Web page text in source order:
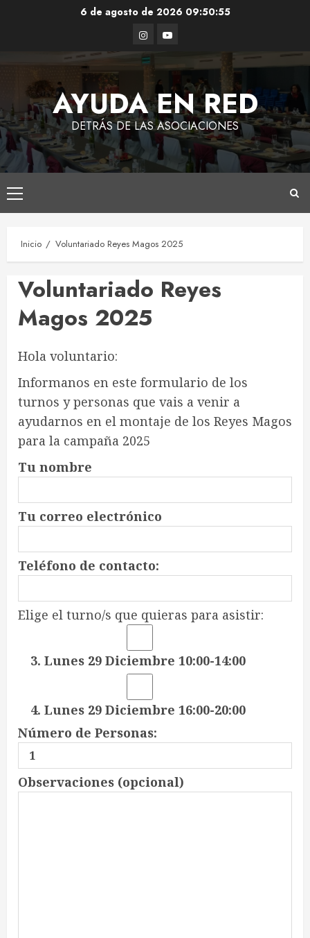
6 de agosto de 2026 09:50:56
Instagram
Youtube
AYUDA EN RED
DETRÁS DE LAS ASOCIACIONES
Menú
principal
Inicio Voluntariado Reyes Magos 2025
Voluntariado Reyes
Magos 2025
Hola voluntario:
Informanos en este formulario de los
turnos y personas que vais a venir a
ayudarnos en el montaje de los Reyes Magos
para la campaña 2025
Tu nombre
Tu correo electrónico
Teléfono de contacto:
Elige el turno/s que quieras para asistir:
3. Lunes 29 Diciembre 10:00-14:00
4. Lunes 29 Diciembre 16:00-20:00
Número de Personas:
Observaciones (opcional)